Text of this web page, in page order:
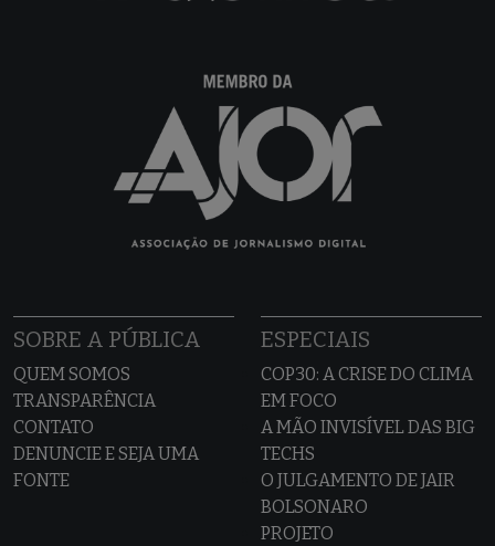
SOBRE A PÚBLICA
QUEM SOMOS
TRANSPARÊNCIA
CONTATO
DENUNCIE E SEJA UMA
FONTE
ESPECIAIS
COP30: A CRISE DO CLIMA
EM FOCO
A MÃO INVISÍVEL DAS BIG
TECHS
O JULGAMENTO DE JAIR
BOLSONARO
PROJETO